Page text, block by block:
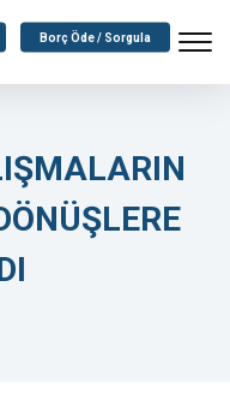
Borç Öde / Sorgula